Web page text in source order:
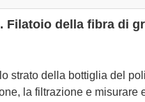
Filatoio della fibra di
strato della bottiglia del
la filtrazione e misurare